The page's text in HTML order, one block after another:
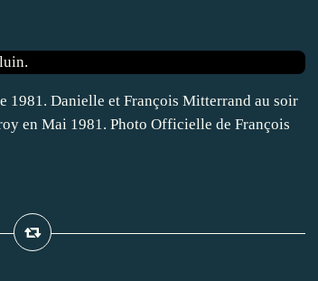
Danielle et François Mitterrand au soir
en Mai 1981. Photo Officielle de François